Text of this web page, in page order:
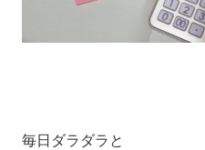
毎日ダラダラと